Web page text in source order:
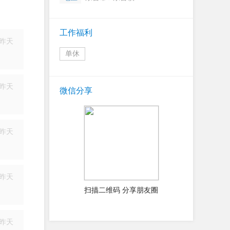
昨天
昨天
昨天
昨天
昨天
工作福利
单休
微信分享
扫描二维码 分享朋友圈